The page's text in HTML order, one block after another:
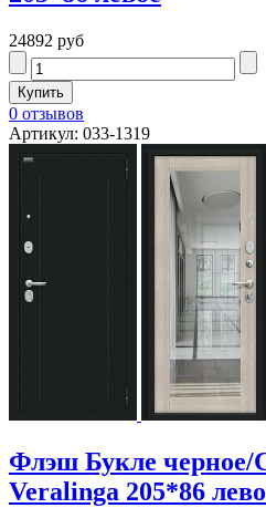
24892 руб
0 отзывов
Артикул: 033-1319
Флэш Букле черное/
Veralinga 205*86